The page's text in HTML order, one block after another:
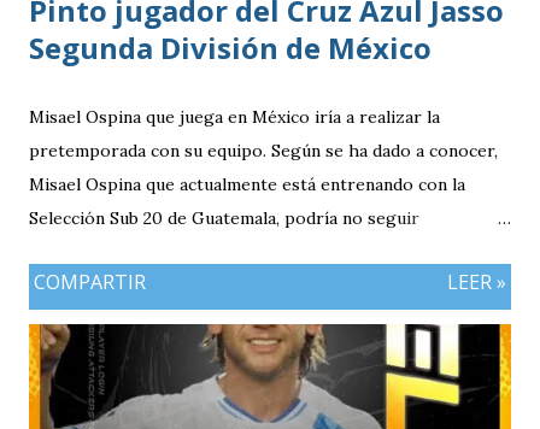
Pinto jugador del Cruz Azul Jasso
Segunda División de México
Misael Ospina que juega en México iría a realizar la
pretemporada con su equipo. Según se ha dado a conocer,
Misael Ospina que actualmente está entrenando con la
Selección Sub 20 de Guatemala, podría no seguir
Cruz Azul de México iniciará a realizar su pretemporada.
Bio Ospina, de madre guatemalteca y padre colombiano,
vivía en Estados Unidos antes de ir a ser una prueba a la
filial del Cruz Azul de México, club al que se vinculó tras
destacar en una gira en Europa. Misael Ospina Pinto Lugar
COMPARTIR LEER »